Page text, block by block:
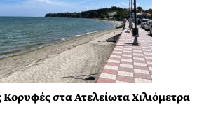
στα Ατελείωτα Χιλιόμετρα